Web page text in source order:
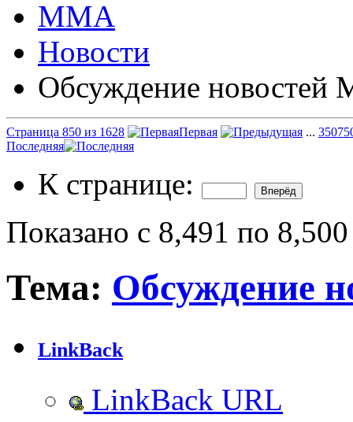
ММА
Новости
Обсуждение
Страница 850 из 1628 Первая ... 350
Последняя
К странице:
Показано с 8,491 по
Тема: Обсуждение
LinkBack
LinkBack URL